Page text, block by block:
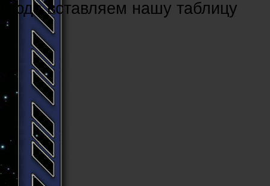
Cюда вставляем нашу таблицу